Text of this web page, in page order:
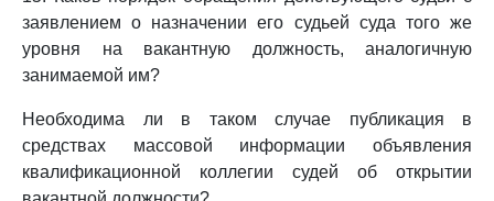
заявлением о назначении его судьей суда того же
уровня на вакантную должность, аналогичную
занимаемой им?
Необходима ли в таком случае публикация в
средствах массовой информации объявления
квалификационной коллегии судей об открытии